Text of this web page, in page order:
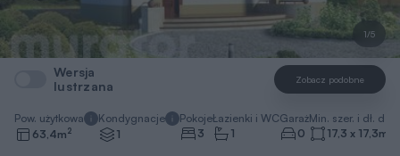
1/5
Wersja
lustrzana
Zobacz podobne
Pow. użytkowa
63,4m2
Kondygnacje
1
Pokoje
3
Łazienki i WC
1
Garaż
0
Min. szer. i dł.
17,3 x 17,3m